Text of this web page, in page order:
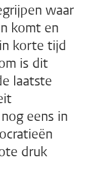
waar
komt en
korte tijd
is dit
laatste
eens in
druk